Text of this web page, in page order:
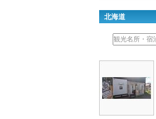
北海道